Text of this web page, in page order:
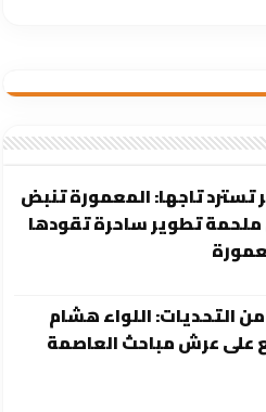
تسترد تاجها: المعمورة تنبض
ملحمة تطوير ساحرة تقودها
التحديات: اللواء هشام
على عرش مباحث العاصمة